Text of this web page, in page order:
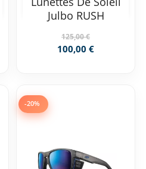
Julbo RUSH
125,00 €
100,00 €
-20%